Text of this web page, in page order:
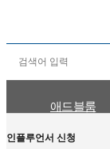
애드블룸
문의신청
인플루언서 신청